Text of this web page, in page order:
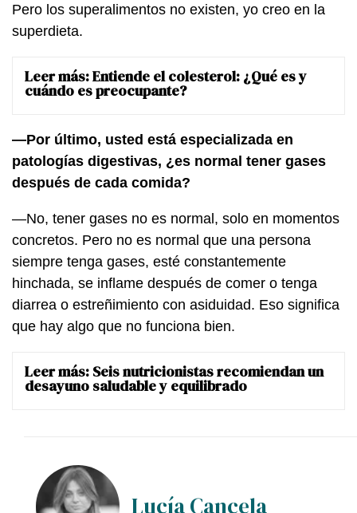
Pero los superalimentos no existen, yo creo en la
superdieta.
Leer más:Entiende el colesterol: ¿Qué es y
cuándo es preocupante?
—Por último, usted está especializada en
patologías digestivas, ¿es normal tener gases
después de cada comida?
—No, tener gases no es normal, solo en momentos
concretos. Pero no es normal que una persona
siempre tenga gases, esté constantemente
hinchada, se inflame después de comer o tenga
diarrea o estreñimiento con asiduidad. Eso significa
que hay algo que no funciona bien.
Leer más: Seis nutricionistas recomiendan un
desayuno saludable y equilibrado
Lucía Cancela